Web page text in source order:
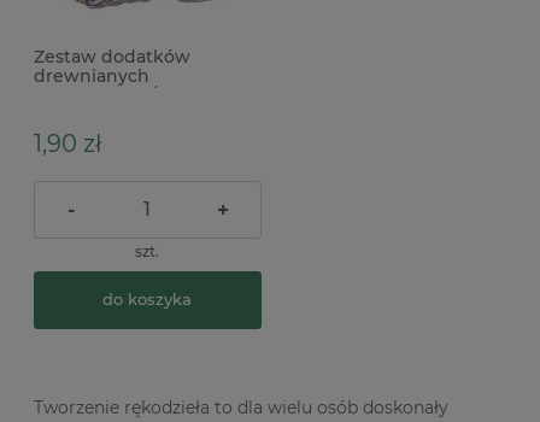
Zestaw dodatków
drewnianych
dziewczynka / chłopiec
1,90 zł
- +
szt.
do koszyka
Tworzenie rękodzieła to dla wielu osób doskonały